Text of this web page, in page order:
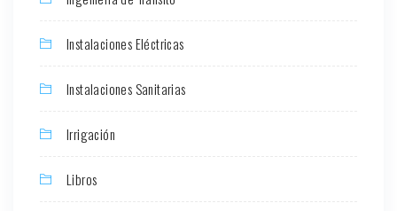
Instalaciones Eléctricas
Instalaciones Sanitarias
Irrigación
Libros